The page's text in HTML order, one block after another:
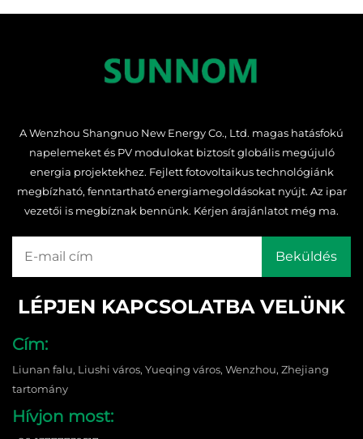
A Wenzhou Shangnuo New Energy Co., Ltd. magas hatásfokú
napelemeket és PV modulokat biztosít globális megújuló
energia projektekhez. Fejlett fotovoltaikus technológiánk
megbízható, fenntartható energiamegoldásokat nyújt. Az ipar
vezetői is megbíznak bennünk. Kérjen árajánlatot még ma.
LÉPJEN KAPCSOLATBA VELÜNK
Cím:
Liunan falu, Liushi város, Yueqing város, Wenzhou, Zhejiang
tartomány
Hívjon most: